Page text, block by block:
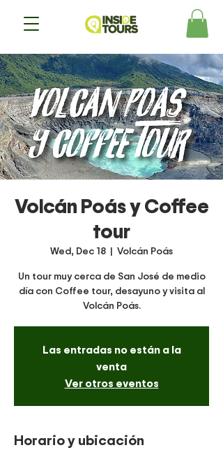
Volcán Poás y Coffee
tour
Wed, Dec 18
  |
Volcán Poás
Un tour muy cerca de San José de medio
día con Coffee tour, desayuno y visita al
Volcán Poás.
Las entradas no están a la
venta
Ver otros eventos
Horario y ubicación